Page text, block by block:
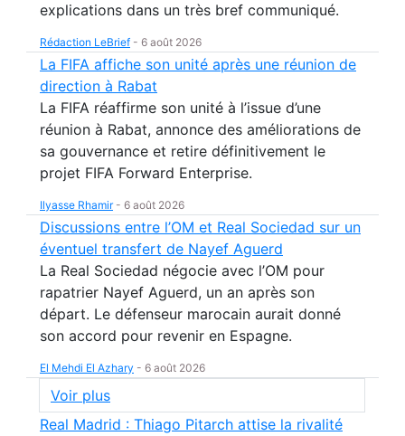
explications dans un très bref communiqué.
Rédaction LeBrief - 6 août 2026
La FIFA affiche son unité après une réunion de
direction à Rabat
La FIFA réaffirme son unité à l’issue d’une
réunion à Rabat, annonce des améliorations de
sa gouvernance et retire définitivement le
projet FIFA Forward Enterprise.
Ilyasse Rhamir- 6 août 2026
Discussions entre l’OM et Real Sociedad sur un
éventuel transfert de Nayef Aguerd
La Real Sociedad négocie avec l’OM pour
rapatrier Nayef Aguerd, un an après son
départ. Le défenseur marocain aurait donné
son accord pour revenir en Espagne.
El Mehdi El Azhary - 6 août 2026
Voir plus
Real Madrid : Thiago Pitarch attise la rivalité